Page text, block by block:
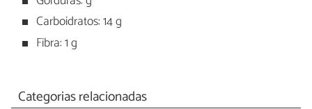
Carboidratos: 14 g
Fibra: 1 g
Categorias relacionadas